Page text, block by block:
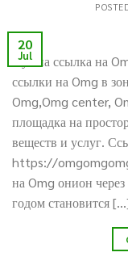
20
Jul
Нужна ссылка на
ссылки на Omg в
Omg,Omg center,
площадка на
веществ и услуг.
https://
на Omg онион
годом становится